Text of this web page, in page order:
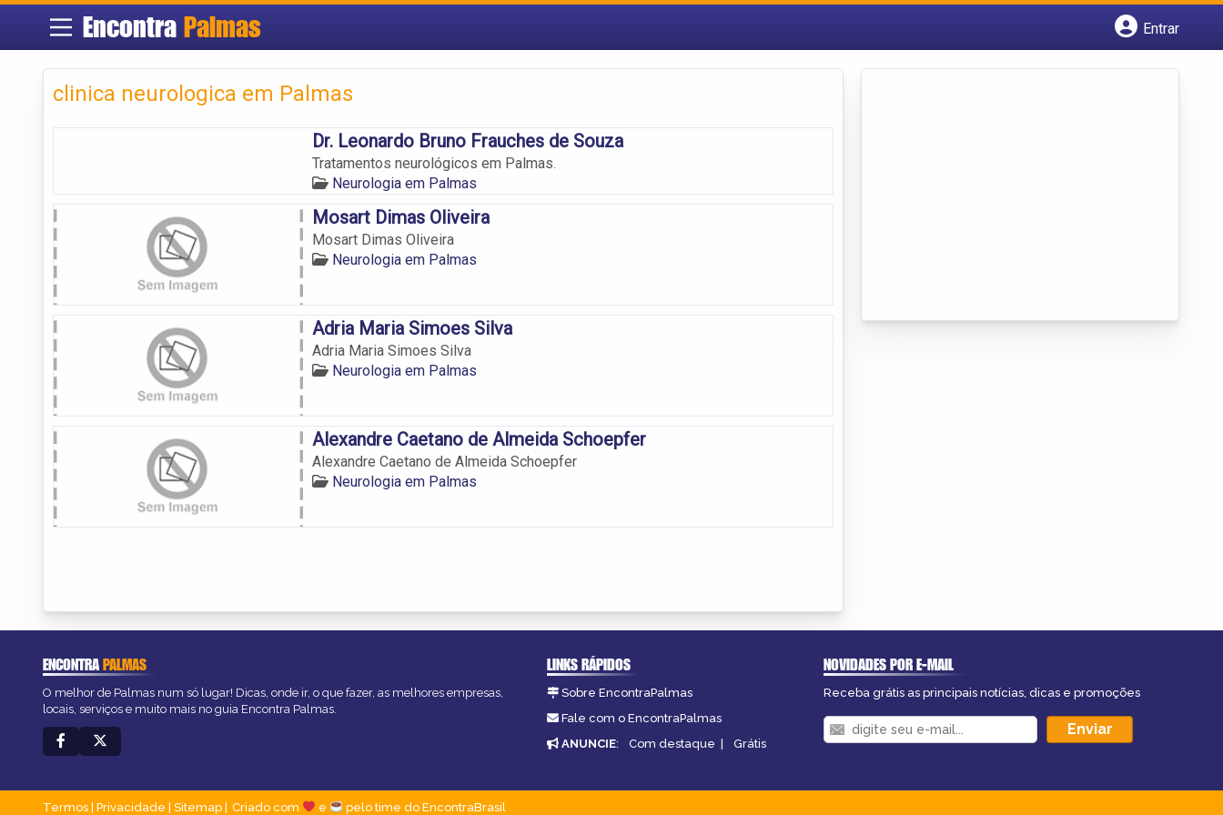
Encontra Palmas
Entrar
clinica neurologica em Palmas
Dr. Leonardo Bruno Frauches de Souza
Tratamentos neurológicos em Palmas.
Neurologia em Palmas
Mosart Dimas Oliveira
Mosart Dimas Oliveira
Neurologia em Palmas
Adria Maria Simoes Silva
Adria Maria Simoes Silva
Neurologia em Palmas
Alexandre Caetano de Almeida Schoepfer
Alexandre Caetano de Almeida Schoepfer
Neurologia em Palmas
ENCONTRAPALMAS
O melhor de Palmas num só lugar! Dicas, onde ir, o que fazer, as melhores empresas,
locais, serviços e muito mais no guia Encontra Palmas.
LINKS RÁPIDOS
Sobre EncontraPalmas
Fale com o EncontraPalmas
ANUNCIE: Com destaque | Grátis
NOVIDADES POR E-MAIL
Receba grátis as principais notícias, dicas e promoções
Termos Privacidade Sitemap Criado com e pelo time do EncontraBrasil